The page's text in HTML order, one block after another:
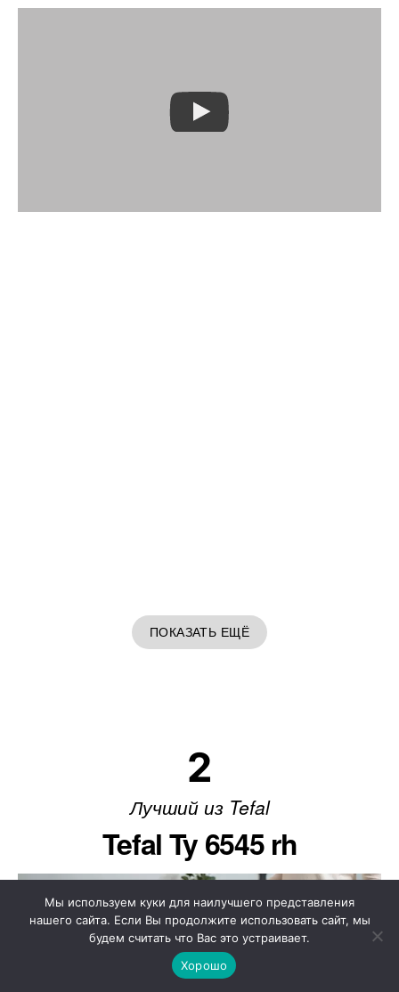
ПОКАЗАТЬ ЕЩЁ
2
Лучший из Tefal
Tefal Ty 6545 rh
Мы используем куки для наилучшего представления
нашего сайта. Если Вы продолжите использовать сайт, мы
будем считать что Вас это устраивает.
Хорошо